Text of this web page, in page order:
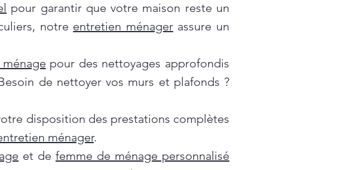
pour garantir que votre maison reste un
notre entretien ménagerassure un
pour des nettoyages approfondis
de nettoyer vos murs et plafonds ?
disposition des prestations complètes
ménager.
et de femme de ménage personnalisé